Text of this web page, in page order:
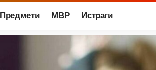
Предмети МВР Истраги